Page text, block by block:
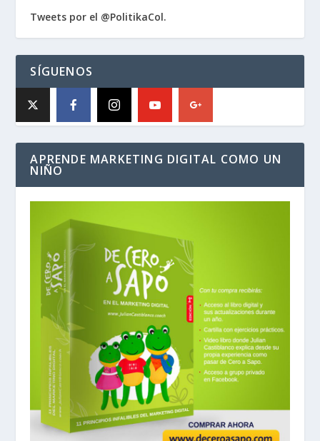
Tweets por el @PolitikaCol.
SÍGUENOS
APRENDE MARKETING DIGITAL COMO UN
NIÑO